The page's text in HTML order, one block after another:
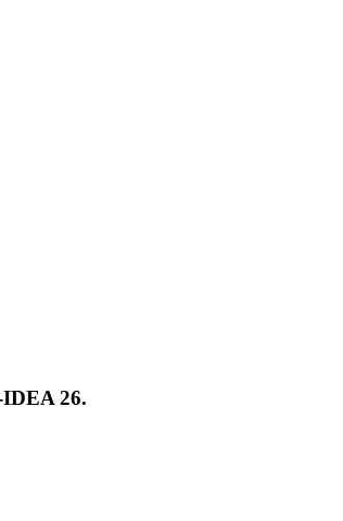
IDEA 26.